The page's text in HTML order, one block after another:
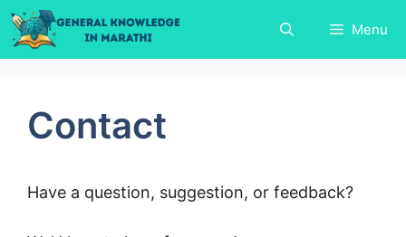
Skip
to
content
Menu
Contact
Have a question, suggestion, or feedback?